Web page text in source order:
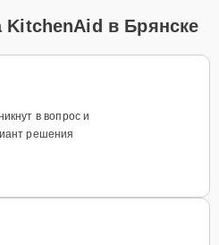
KitchenAid в Брянске
в вопрос и
решения